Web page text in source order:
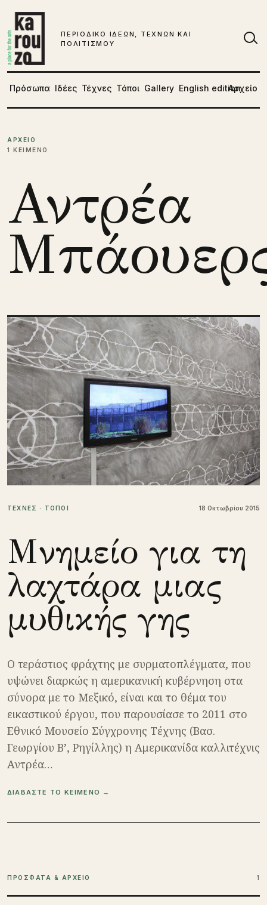
ΠΕΡΙΟΔΙΚΟ ΙΔΕΩΝ, ΤΕΧΝΩΝ ΚΑΙ
ΠΟΛΙΤΙΣΜΟΥ
Πρόσωπα Ιδέες Τέχνες Τόποι Gallery English editionΑρχείο
ΑΡΧΕΙΟ
1 ΚΕΙΜΕΝΟ
Αντρέα
ΤΕΧΝΕΣ · ΤΟΠΟΙ 18 Οκτωβρίου 2015
Μνημείο για τη
λαχτάρα μιας
μυθικής γης
Ο τεράστιος φράχτης με συρματοπλέγματα, που
υψώνει διαρκώς η αμερικανική κυβέρνηση στα
σύνορα με το Μεξικό, είναι και το θέμα του
εικαστικού έργου, που παρουσίασε το 2011 στο
Εθνικό Μουσείο Σύγχρονης Τέχνης (Βασ.
Γεωργίου Β’, Ρηγίλλης) η Αμερικανίδα καλλιτέχνις
Αντρέα…
ΔΙΑΒΑΣΤΕ ΤΟ ΚΕΙΜΕΝΟ →
ΠΡΟΣΦΑΤΑ & ΑΡΧΕΙΟ 1